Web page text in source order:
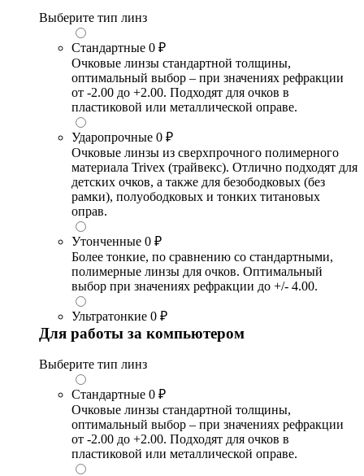
Выберите тип линз
Стандартные 0 ₽
Очковые линзы стандартной толщины,
оптимальный выбор – при значениях рефракции
от -2.00 до +2.00. Подходят для очков в
пластиковой или металлической оправе.
Ударопрочные 0 ₽
Очковые линзы из сверхпрочного полимерного
материала Trivex (трайвекс). Отлично подходят для
детских очков, а также для безободковых (без
рамки), полуободковых и тонких титановых
оправ.
Утонченные 0 ₽
Более тонкие, по сравнению со стандартными,
полимерные линзы для очков. Оптимальный
выбор при значениях рефракции до +/- 4.00.
Ультратонкие 0 ₽
Для работы за компьютером
Выберите тип линз
Стандартные 0 ₽
Очковые линзы стандартной толщины,
оптимальный выбор – при значениях рефракции
от -2.00 до +2.00. Подходят для очков в
пластиковой или металлической оправе.